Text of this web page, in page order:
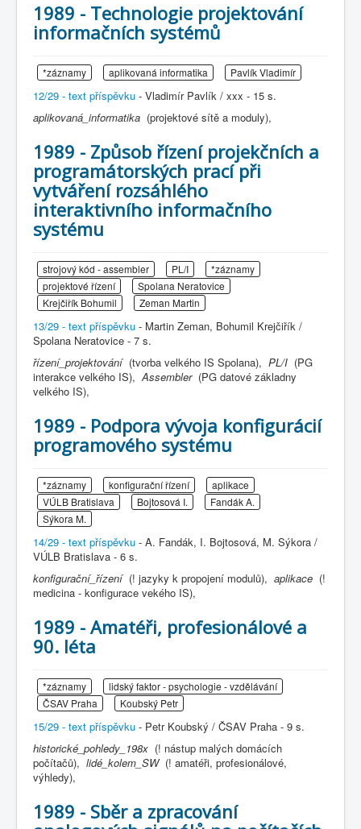
1989 - Technologie projektování
informačních systémů
*záznamy aplikovaná informatika Pavlík Vladimír
12/29 - text příspěvku - Vladimír Pavlík / xxx - 15 s.
aplikovaná_informatika (projektové sítě a moduly),
1989 - Způsob řízení projekčních a
programátorských prací při
vytváření rozsáhlého
interaktivního informačního
systému
strojový kód - assembler PL/I
*záznamy
projektové řízení
Spolana Neratovice
Krejčiřík Bohumil
Zeman Martin
13/29 - text příspěvku - Martin Zeman, Bohumil Krejčiřík /
Spolana Neratovice - 7 s.
řízení_projektování (tvorba velkého IS Spolana), PL/I (PG
interakce velkého IS), Assembler (PG datové základny
velkého IS),
1989 - Podpora vývoja konfigurácií
programového systému
*záznamy konfigurační řízení
aplikace
VÚLB Bratislava
Bojtosová I.
Fandák A.
Sýkora M.
14/29 - text příspěvku - A. Fandák, I. Bojtosová, M. Sýkora /
VÚLB Bratislava - 6 s.
konfigurační_řízení (! jazyky k propojení modulů), aplikace (!
medicina - konfigurace vekého IS),
1989 - Amatéři, profesionálové a
90. léta
*záznamy
lidský faktor - psychologie - vzdělávání
ČSAV Praha
Koubský Petr
15/29 - text příspěvku - Petr Koubský / ČSAV Praha - 9 s.
historické_pohledy_198x (! nástup malých domácích
počítačů), lidé_kolem_SW (! amatéři, profesionálové,
výhledy),
1989 - Sběr a zpracování